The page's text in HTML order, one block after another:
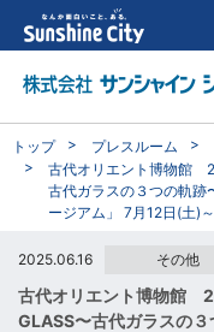
トップ プレスルーム
古代オリエント博物館
古代ガラスの３つの軌跡
ージアム」 7月12日(土)
2025.06.16 その他
古代オリエント博物館
GLASS〜古代ガラスの